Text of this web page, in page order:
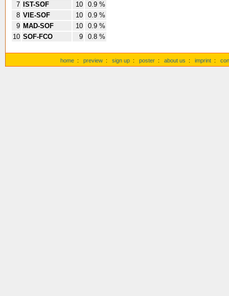
7
IST-SOF 10
0.9 %
8 VIE-SOF 10
0.9 %
9 MAD-SOF 10
0.9 %
10 SOF-FCO 9 0.8 %
home : preview : sign up : poster : about us : imprint :